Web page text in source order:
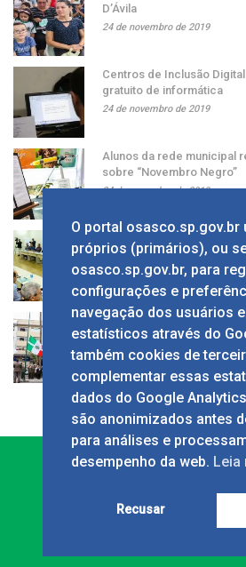
D’Ávila
24 de novembro de 2019
Centros de Inclusão
gratuito de informática
24 de novembro de 2019
Alunos da rede municipal
sobre “Novembro Negro”
24 de novembro de 2019
Grupo apresenta ao
única de ISS
24 de novembro de 2019
Solenidade em
no Calçadão
24 de novembro de 2019
O portal osasco.sp.gov.br
próprios (primários), ou
osasco.sp.gov.br, para
configurações e
navegação dos usuários
estatísticos através do
também cookies de
complementar essas
dados do Google
são anonimizados antes
para análises e
desempenho da web. Leia
Recusar